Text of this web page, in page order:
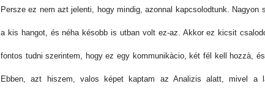
Persze ez nem azt jelenti, hogy mindig, azonnal kapcsolodtunk.
a kis hangot, és néha késobb is utban volt ez-az. Akkor ez kicsit
fontos tudni szerintem, hogy ez egy kommunikàcio, két fél kell hozzà,
Ebben, azt hiszem, valos képet kaptam az Analizis alatt, mivel a